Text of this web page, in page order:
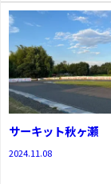
サーキット秋ヶ瀬
2024.11.08